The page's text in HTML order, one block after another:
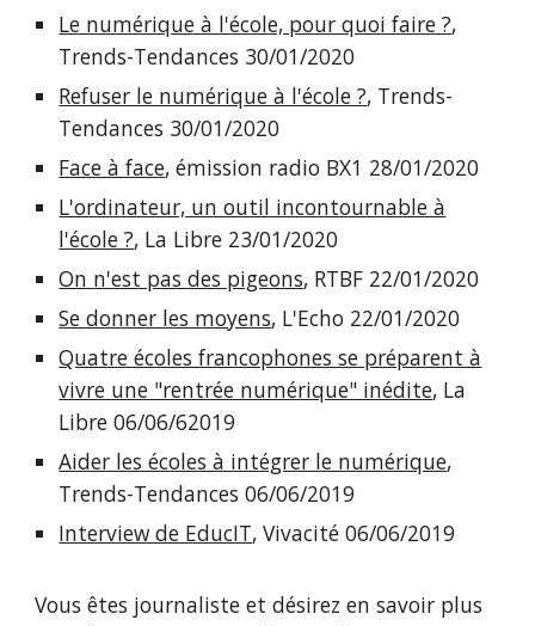
Le numérique à l'école, pour quoi faire ?,
Trends-Tendances 30/01/2020
Refuser le numérique à l'école ?, Trends-
Tendances 30/01/2020
Face à face, émission radio BX1 28/01/2020
L'ordinateur, un outil incontournable à
l'école ?, La Libre 23/01/2020
On n'est pas des pigeons, RTBF 22/01/2020
Se donner les moyens, L'Echo 22/01/2020
Quatre écoles francophones se préparent à
vivre une "rentrée numérique" inédite, La
Libre 06/06/62019
Aider les écoles à intégrer le numérique,
Trends-Tendances 06/06/2019
Interview de EducIT, Vivacité 06/06/2019
Vous êtes journaliste et désirez en savoir plus